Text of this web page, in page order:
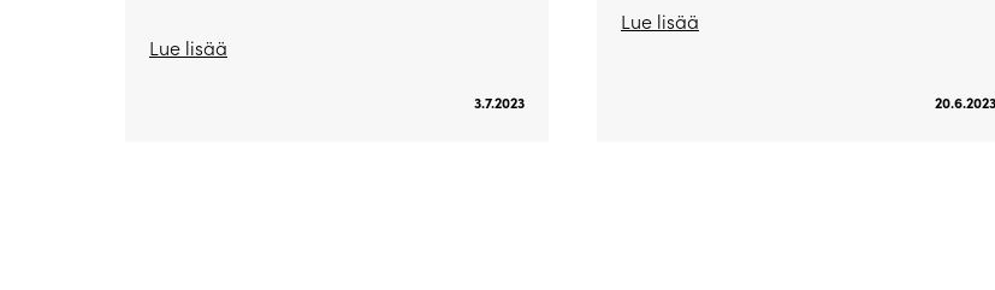
Lue lisää
3.7.2023
Lue lisää
20.6.2023